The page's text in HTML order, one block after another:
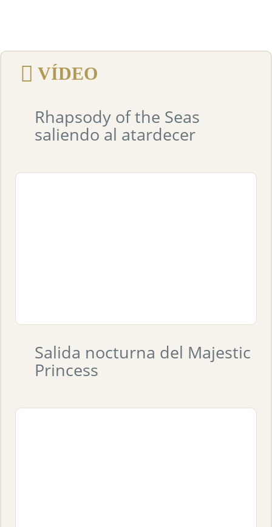
VÍDEO
Rhapsody of the Seas
saliendo al atardecer
Salida nocturna del Majestic
Princess